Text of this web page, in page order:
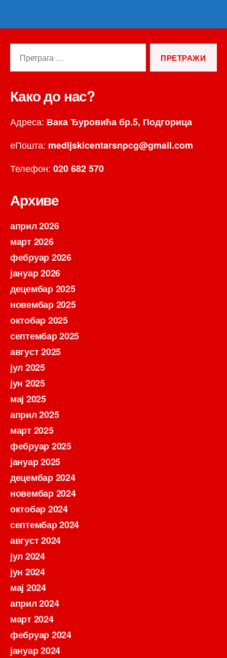
Како до нас?
Адреса: Вака Ђуровића бр.5, Подгорица
еПошта: medijskicentarsnpcg@gmail.com
Телефон: 020 682 570
Архиве
април 2026
март 2026
фебруар 2026
јануар 2026
децембар 2025
новембар 2025
октобар 2025
септембар 2025
август 2025
јул 2025
јун 2025
мај 2025
април 2025
март 2025
фебруар 2025
јануар 2025
децембар 2024
новембар 2024
октобар 2024
септембар 2024
август 2024
јул 2024
јун 2024
мај 2024
април 2024
март 2024
фебруар 2024
јануар 2024